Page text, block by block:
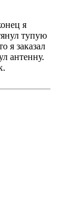
я
тупую
я заказал
антенну.